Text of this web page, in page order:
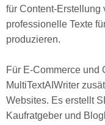
für Content-Erstellung
professionelle Texte
produzieren.
Für E-Commerce und
MultiTextAIWriter
Websites. Es erstellt
Kaufratgeber und